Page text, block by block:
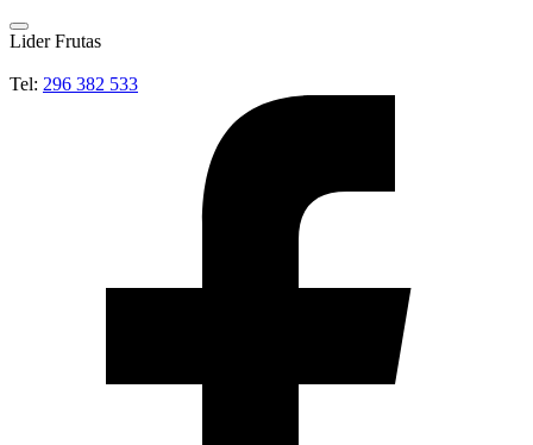
Lider Frutas
Tel: 296 382 533